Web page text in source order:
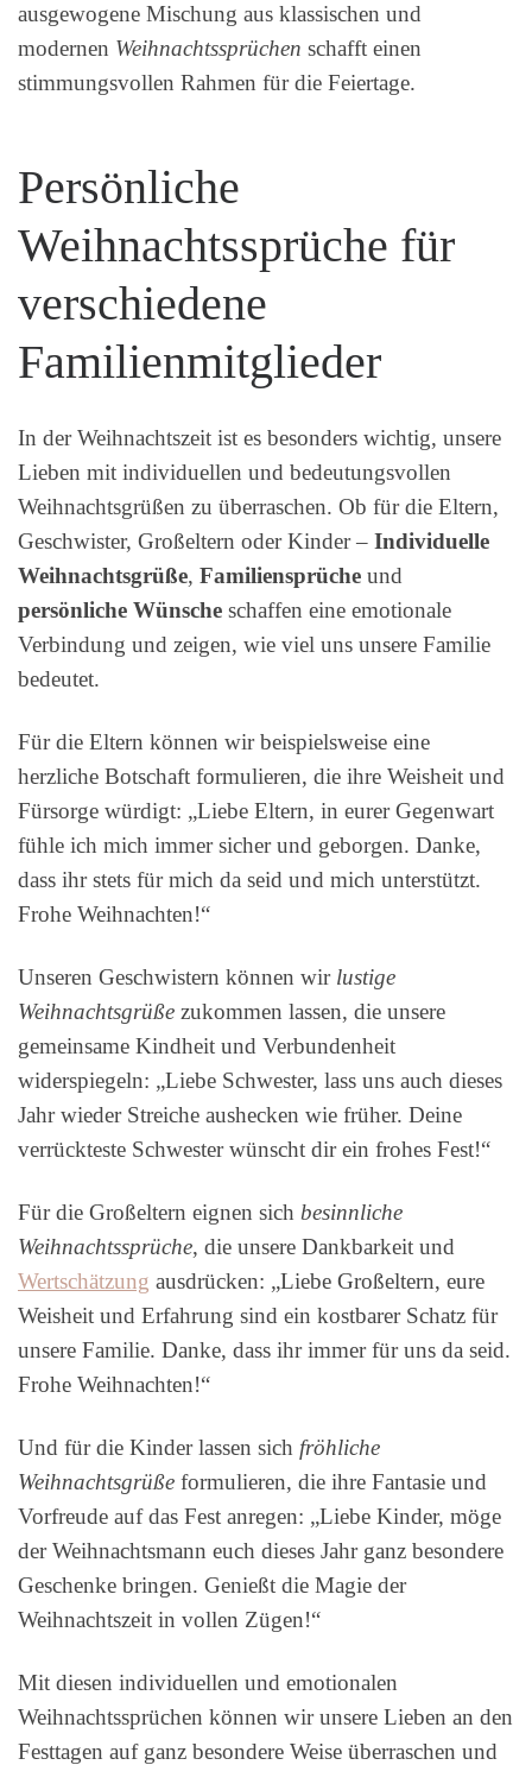
ausgewogene Mischung aus klassischen und
modernen Weihnachtssprüchen schafft einen
stimmungsvollen Rahmen für die Feiertage.
Persönliche
Weihnachtssprüche für
verschiedene
Familienmitglieder
In der Weihnachtszeit ist es besonders wichtig, unsere
Lieben mit individuellen und bedeutungsvollen
Weihnachtsgrüßen zu überraschen. Ob für die Eltern,
Geschwister, Großeltern oder Kinder – Individuelle
Weihnachtsgrüße, Familiensprüche und
persönliche Wünsche schaffen eine emotionale
Verbindung und zeigen, wie viel uns unsere Familie
bedeutet.
Für die Eltern können wir beispielsweise eine
herzliche Botschaft formulieren, die ihre Weisheit und
Fürsorge würdigt: „Liebe Eltern, in eurer Gegenwart
fühle ich mich immer sicher und geborgen. Danke,
dass ihr stets für mich da seid und mich unterstützt.
Frohe Weihnachten!“
Unseren Geschwistern können wir lustige
Weihnachtsgrüße zukommen lassen, die unsere
gemeinsame Kindheit und Verbundenheit
widerspiegeln: „Liebe Schwester, lass uns auch dieses
Jahr wieder Streiche aushecken wie früher. Deine
verrückteste Schwester wünscht dir ein frohes Fest!“
Für die Großeltern eignen sich besinnliche
Weihnachtssprüche, die unsere Dankbarkeit und
Wertschätzung ausdrücken: „Liebe Großeltern, eure
Weisheit und Erfahrung sind ein kostbarer Schatz für
unsere Familie. Danke, dass ihr immer für uns da seid.
Frohe Weihnachten!“
Und für die Kinder lassen sich fröhliche
Weihnachtsgrüße formulieren, die ihre Fantasie und
Vorfreude auf das Fest anregen: „Liebe Kinder, möge
der Weihnachtsmann euch dieses Jahr ganz besondere
Geschenke bringen. Genießt die Magie der
Weihnachtszeit in vollen Zügen!“
Mit diesen individuellen und emotionalen
Weihnachtssprüchen können wir unsere Lieben an den
Festtagen auf ganz besondere Weise überraschen und